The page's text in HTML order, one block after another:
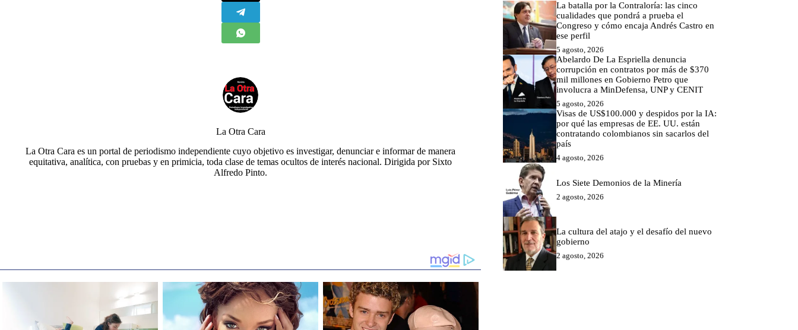
La Otra Cara
La Otra Cara es un portal de periodismo independiente cuyo objetivo es investigar, denunciar e informar de manera
equitativa, analítica, con pruebas y en primicia, toda clase de temas ocultos de interés nacional. Dirigida por Sixto
Alfredo Pinto.
La batalla por la Contraloría: las cinco
cualidades que pondrá a prueba el
Congreso y cómo encaja Andrés Castro en
ese perfil
5 agosto, 2026
Abelardo De La Espriella denuncia
corrupción en contratos por más de $370
mil millones en Gobierno Petro que
involucra a MinDefensa, UNP y CENIT
5 agosto, 2026
Visas de US$100.000 y despidos por la IA:
por qué las empresas de EE. UU. están
contratando colombianos sin sacarlos del
país
4 agosto, 2026
Los Siete Demonios de la Minería
2 agosto, 2026
La cultura del atajo y el desafío del nuevo
gobierno
2 agosto, 2026